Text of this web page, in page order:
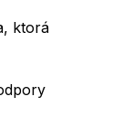
ktorá